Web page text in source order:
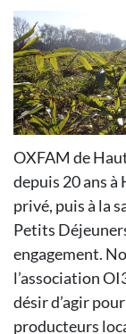
OXFAM de
depuis 20 ans à
privé, puis à la
Petits
engagement.
l’association
désir d’agir
producteurs